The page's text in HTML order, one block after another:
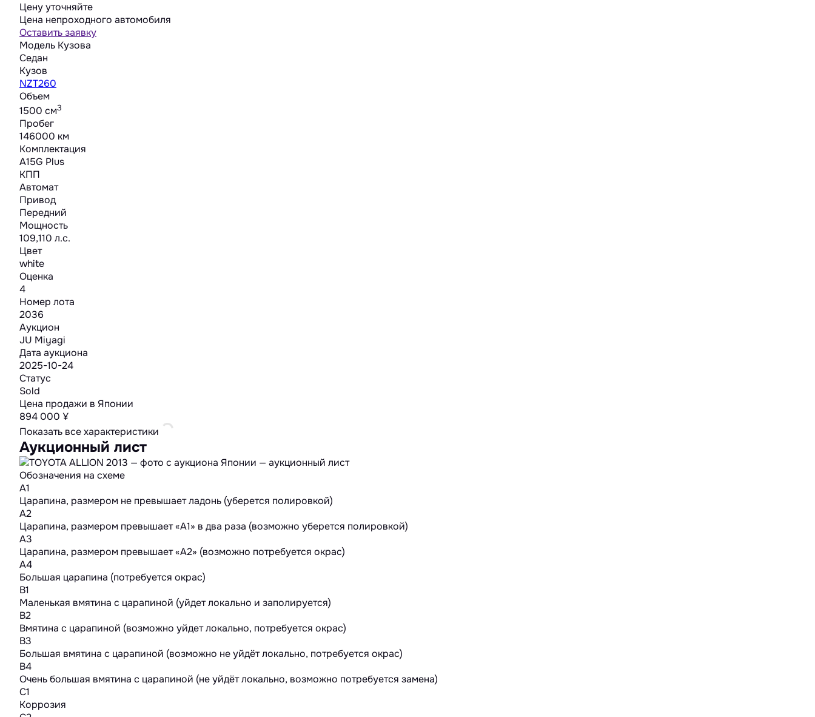
Цену уточняйте
Цена непроходного автомобиля
Оставить заявку
Модель Кузова
Седан
Кузов
NZT260
Объем
1500 cм3
Пробег
146000 км
Комплектация
A15G Plus
КПП
Автомат
Привод
Передний
Мощность
109,110 л.с.
Цвет
white
Оценка
4
Номер лота
2036
Аукцион
JU Miyagi
Дата аукциона
2025-10-24
Статус
Sold
Цена продажи в Японии
894 000 ¥
Показать все характеристики
Аукционный лист
Обозначения на схеме
A1
Царапина, размером не превышает ладонь (уберется полировкой)
A2
Царапина, размером превышает «А1» в два раза (возможно уберется полировкой)
A3
Царапина, размером превышает «А2» (возможно потребуется окрас)
A4
Большая царапина (потребуется окрас)
B1
Маленькая вмятина с царапиной (уйдет локально и заполируется)
B2
Вмятина с царапиной (возможно уйдет локально, потребуется окрас)
B3
Большая вмятина с царапиной (возможно не уйдёт локально, потребуется окрас)
B4
Очень большая вмятина с царапиной (не уйдёт локально, возможно потребуется замена)
C1
Коррозия